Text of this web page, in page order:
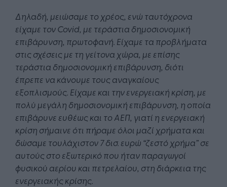
Δηλαδή, μειώσαμε το χρέος, ενώ ταυτόχρονα
είχαμε τον Covid, με τεράστια δημοσιονομική
επιβάρυνση, πρωτοφανή. Είχαμε τα προβλήματα
στις σχέσεις με τη γείτονα χώρα, με επίσης
τεράστια δημοσιονομική επιβάρυνση, διότι
έπρεπε να κάνουμε τους αναγκαίους
εξοπλισμούς. Είχαμε και την ενεργειακή κρίση, με
πολύ μεγάλη δημοσιονομική επιβάρυνση, η οποία
επιβάρυνε ευθέως και το ΑΕΠ, γιατί η ενεργειακή
κρίση σήμαινε ότι πήραμε όλοι μαζί χρήματα και
δώσαμε τουλάχιστον 7 δισ. ευρώ “ζεστό χρήμα” σε
αυτούς στο εξωτερικό που ήταν παραγωγοί
φυσικού αερίου και πετρελαίου, στη διάρκεια της
ενεργειακής κρίσης.